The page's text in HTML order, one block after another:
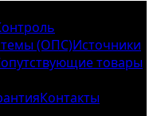
(ОПС)Источники
товары
Контакты